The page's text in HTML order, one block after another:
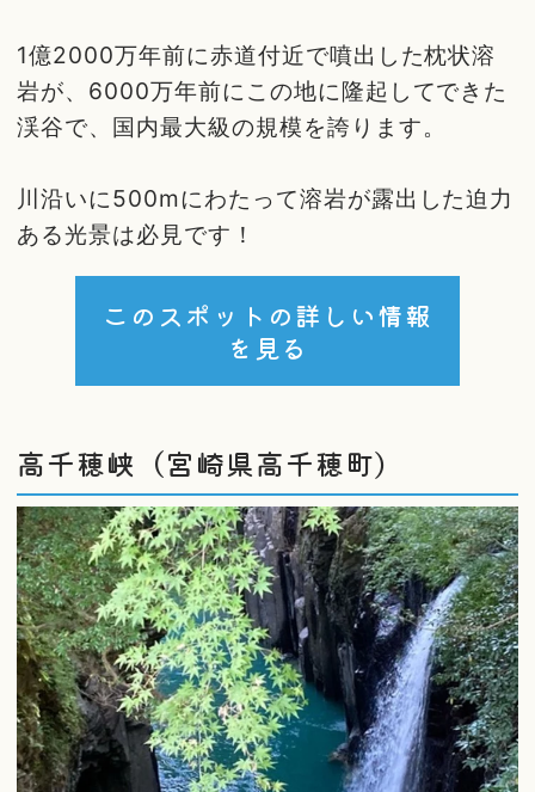
1億2000万年前に赤道付近で噴出した枕状溶
岩が、6000万年前にこの地に隆起してできた
渓谷で、国内最大級の規模を誇ります。
川沿いに500mにわたって溶岩が露出した迫力
ある光景は必見です！
このスポットの詳しい情報
を見る
高千穂峡（宮崎県高千穂町）